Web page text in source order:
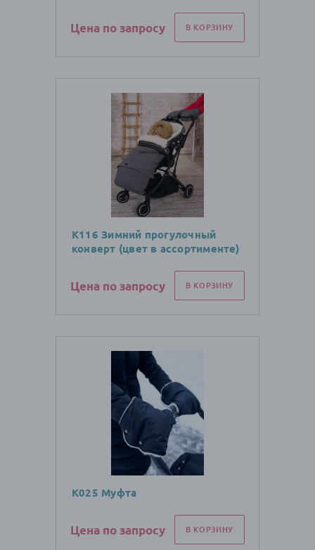
Цена по запросу В КОРЗИНУ
К116 Зимний прогулочный
конверт (цвет в ассортименте)
Цена по запросу В КОРЗИНУ
К025 Муфта
Цена по запросу В КОРЗИНУ